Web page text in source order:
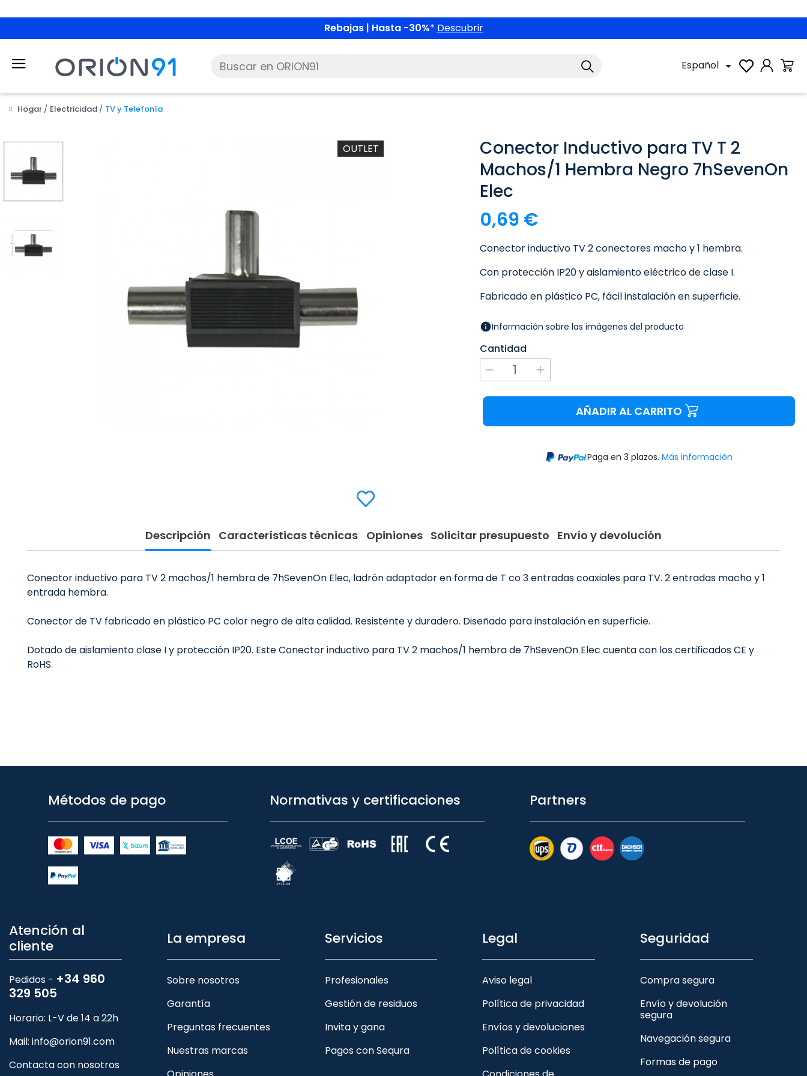
Rebajas | Hasta -30%* Descubrir
Español 
Hogar Electricidad TV y Telefonía
OUTLET
Conector Inductivo para TV T 2
Machos/1 Hembra Negro 7hSevenOn
Elec
0,69 €
Conector inductivo TV 2 conectores macho y 1 hembra.
Con protección IP20 y aislamiento eléctrico de clase I.
Fabricado en plástico PC, fácil instalación en superficie.
Información sobre las imágenes del producto
Cantidad
AÑADIR AL CARRITO
Paga en 3 plazos. Más información
Descripción Características técnicas Opiniones Solicitar presupuesto Envío y devolución
Conector inductivo para TV 2 machos/1 hembra de 7hSevenOn Elec, ladrón adaptador en forma de T co 3 entradas coaxiales para TV. 2 entradas macho y 1
entrada hembra.
Conector de TV fabricado en plástico PC color negro de alta calidad. Resistente y duradero. Diseñado para instalación en superficie.
Dotado de aislamiento clase I y protección IP20. Este Conector inductivo para TV 2 machos/1 hembra de 7hSevenOn Elec cuenta con los certificados CE y
RoHS.
Métodos de pago Normativas y certificaciones Partners
Atención al
cliente
Pedidos - +34 960
329 505
Horario: L-V de 14 a 22h
Mail: info@orion91.com
Contacta con nosotros
La empresa
Sobre nosotros
Garantía
Preguntas frecuentes
Nuestras marcas
Servicios
Profesionales
Gestión de residuos
Invita y gana
Pagos con Sequra
Legal
Aviso legal
Política de privacidad
Envíos y devoluciones
Política de cookies
Seguridad
Compra segura
Envío y devolución
segura
Navegación segura
Formas de pago